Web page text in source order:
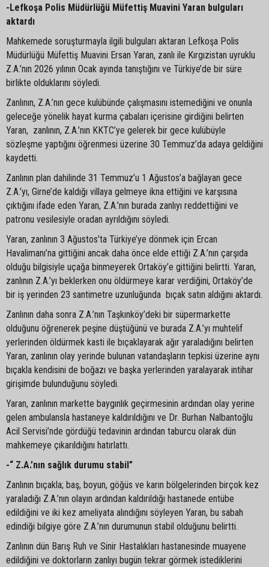
-Lefkoşa Polis Müdürlüğü Müfettiş Muavini Yaran bulguları
aktardı
Mahkemede soruşturmayla ilgili bulguları aktaran Lefkoşa Polis
Müdürlüğü Müfettiş Muavini Ersan Yaran, zanlı ile Kırgızistan uyruklu
Z.A.’nın 2026 yılının Ocak ayında tanıştığını ve Türkiye’de bir süre
birlikte olduklarını söyledi.
Zanlının, Z.A.’nın gece kulübünde çalışmasını istemediğini ve onunla
geleceğe yönelik hayat kurma çabaları içerisine girdiğini belirten
Yaran, zanlının, Z.A.’nın KKTC’ye gelerek bir gece kulübüyle
sözleşme yaptığını öğrenmesi üzerine 30 Temmuz’da adaya geldiğini
kaydetti.
Zanlının plan dahilinde 31 Temmuz’u 1 Ağustos’a bağlayan gece
Z.A.’yı, Girne’de kaldığı villaya gelmeye ikna ettiğini ve karşısına
çıktığını ifade eden Yaran, Z.A.’nın burada zanlıyı reddettiğini ve
patronu vesilesiyle oradan ayrıldığını söyledi.
Yaran, zanlının 3 Ağustos’ta Türkiye’ye dönmek için Ercan
Havalimanı’na gittiğini ancak daha önce elde ettiği Z.A.’nın çarşıda
olduğu bilgisiyle uçağa binmeyerek Ortaköy’e gittiğini belirtti. Yaran,
zanlının Z.A.’yı beklerken onu öldürmeye karar verdiğini, Ortaköy’de
bir iş yerinden 23 santimetre uzunluğunda bıçak satın aldığını aktardı.
Zanlının daha sonra Z.A.’nın Taşkınköy’deki bir süpermarkette
olduğunu öğrenerek peşine düştüğünü ve burada Z.A.’yı muhtelif
yerlerinden öldürmek kasti ile bıçaklayarak ağır yaraladığını belirten
Yaran, zanlının olay yerinde bulunan vatandaşların tepkisi üzerine aynı
bıçakla kendisini de boğazı ve başka yerlerinden yaralayarak intihar
girişimde bulunduğunu söyledi.
Yaran, zanlının markette baygınlık geçirmesinin ardından olay yerine
gelen ambulansla hastaneye kaldırıldığını ve Dr. Burhan Nalbantoğlu
Acil Servisi’nde gördüğü tedavinin ardından taburcu olarak dün
mahkemeye çıkarıldığını hatırlattı.
-“ Z.A.’nın sağlık durumu stabil”
Zanlının bıçakla; baş, boyun, göğüs ve karın bölgelerinden birçok kez
yaraladığı Z.A.’nın olayın ardından kaldırıldığı hastanede entübe
edildiğini ve iki kez ameliyata alındığını söyleyen Yaran, bu sabah
edindiği bilgiye göre Z.A.’nın durumunun stabil olduğunu belirtti.
Zanlının dün Barış Ruh ve Sinir Hastalıkları hastanesinde muayene
edildiğini ve doktorların zanlıyı bugün tekrar görmek istediklerini